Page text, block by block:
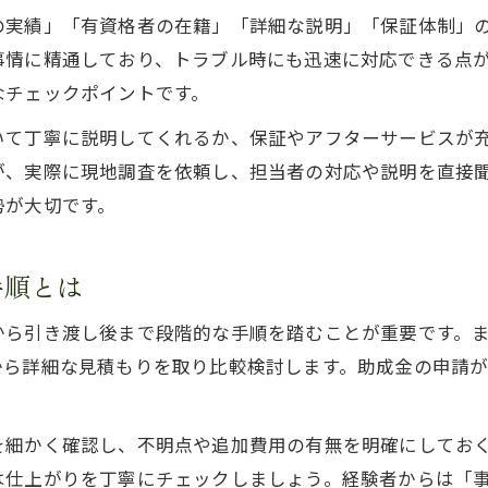
人気の外壁塗装色と長持ちする色合い解説
外壁塗装サポートサイトで色を比較する方法
績」「有資格者の在籍」「詳細な説明」「保証体制」
に精通しており、トラブル時にも迅速に対応できる点
ェックポイントです。
丁寧に説明してくれるか、保証やアフターサービスが
実際に現地調査を依頼し、担当者の対応や説明を直接
大切です。
とは
引き渡し後まで段階的な手順を踏むことが重要です。
詳細な見積もりを取り比較検討します。助成金の申請
かく確認し、不明点や追加費用の有無を明確にしてお
上がりを丁寧にチェックしましょう。経験者からは「